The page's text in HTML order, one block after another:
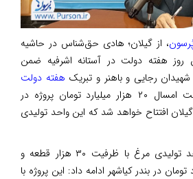
، از گیلان؛ هادی حق‌شناس در حاشیه
روز هفته دولت در آستانه اشرفیه ضمن
رجایی و باهنر و تبریک هفته دولت
اظهار کرد: در هفته دولت امسال ۲۰ هزار میلیارد تومان پروژه در
افتتاح خواهد شد که این واحد تولیدی
وی با اشاره به یک واحد تولیدی مرغ با ظرفیت ۳۰ هزار قطعه و
۱۳۰ میلیارد تومان در بندر کیاشهر ادامه داد: این پروژه با